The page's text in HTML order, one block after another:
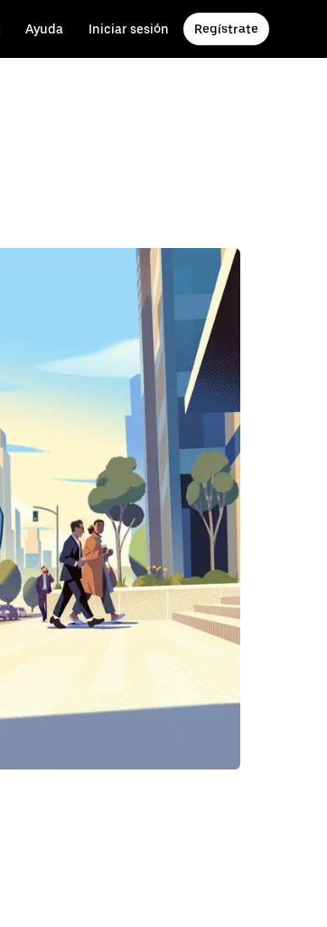
Ayuda Iniciar sesión Regístrate